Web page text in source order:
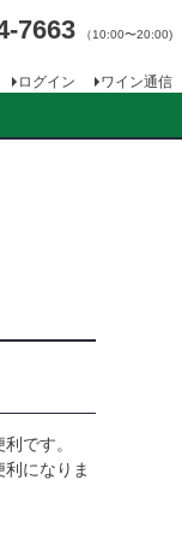
7663 （10:00〜20:00)
ログイン ワイン通信
です。
になりま